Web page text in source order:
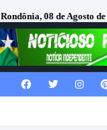
Rondônia, 08 de Agosto